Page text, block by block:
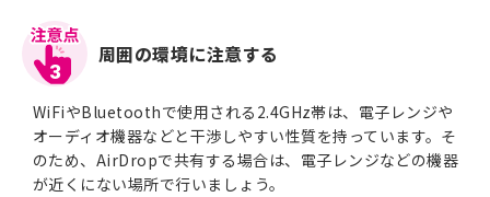
3
周囲の環境に注意する
WiFiやBluetoothで使用される2.4GHz帯は、電子レンジや
オーディオ機器などと干渉しやすい性質を持っています。そ
のため、AirDropで共有する場合は、電子レンジなどの機器
が近くにない場所で行いましょう。